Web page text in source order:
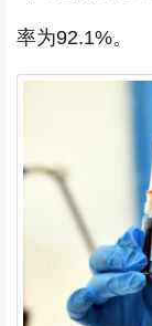
率为92.1%。